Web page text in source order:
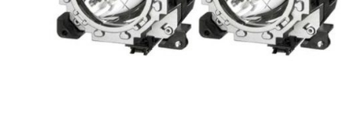
brightness_high
brightness_low ניגודיות כהה